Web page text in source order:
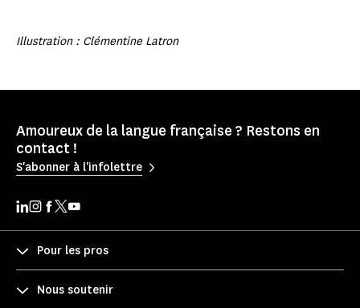
Illustration : Clémentine Latron
Amoureux de la langue française ? Restons en
contact !
S'abonner à l'infolettre
Pour les pros
Nous soutenir